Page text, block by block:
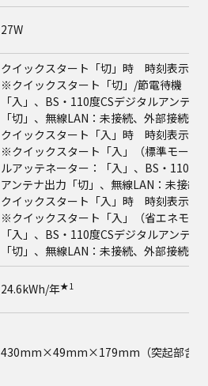
27W
クイックスタート「切」時 時刻表示消
※クイックスタート「切」/節電待機「
「入」、BS・110度CSデジタルアンテ
「切」、無線LAN：未接続、外部接続
クイックスタート「入」時 時刻表示点
※クイックスタート「入」（標準モード
ルアッテネーター：「入」、BS・110度
アンテナ出力「切」、無線LAN：未接続
クイックスタート「入」時 時刻表示消
※クイックスタート「入」（省エネモー
「入」、BS・110度CSデジタルアンテ
「切」、無線LAN：未接続、外部接続
24.6kWh/年★1
430mm×49mm×179mm（突起部含ま